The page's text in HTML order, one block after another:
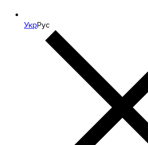
УкрРус